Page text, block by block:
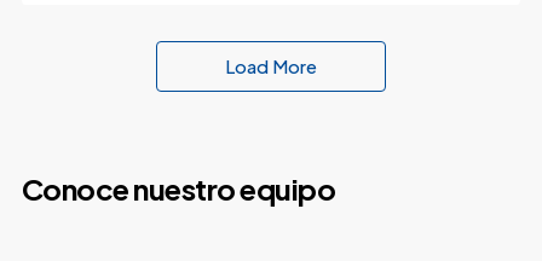
Load More
Conoce nuestro equipo